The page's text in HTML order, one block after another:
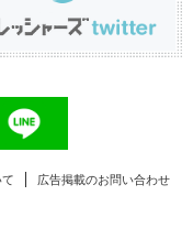
広告掲載のお問い合わせ